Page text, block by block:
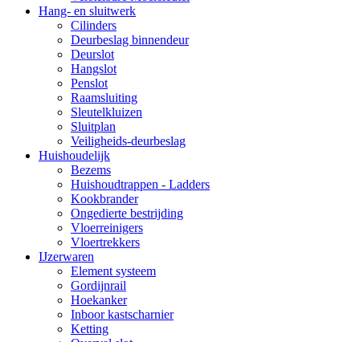
Hang- en sluitwerk
Cilinders
Deurbeslag binnendeur
Deurslot
Hangslot
Penslot
Raamsluiting
Sleutelkluizen
Sluitplan
Veiligheids-deurbeslag
Huishoudelijk
Bezems
Huishoudtrappen - Ladders
Kookbrander
Ongedierte bestrijding
Vloerreinigers
Vloertrekkers
IJzerwaren
Element systeem
Gordijnrail
Hoekanker
Inboor kastscharnier
Ketting